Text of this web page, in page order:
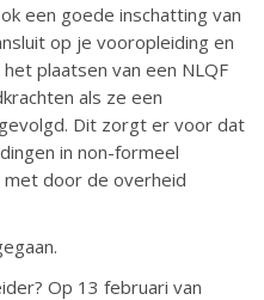
een goede inschatting van
op je vooropleiding en
plaatsen van een NLQF
als ze een
Dit zorgt er voor dat
in non-formeel
door de overheid
Op 13 februari van